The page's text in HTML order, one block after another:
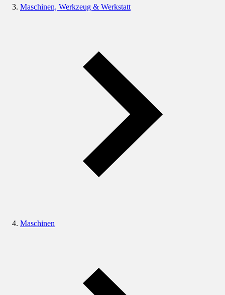
Maschinen, Werkzeug & Werkstatt
Maschinen